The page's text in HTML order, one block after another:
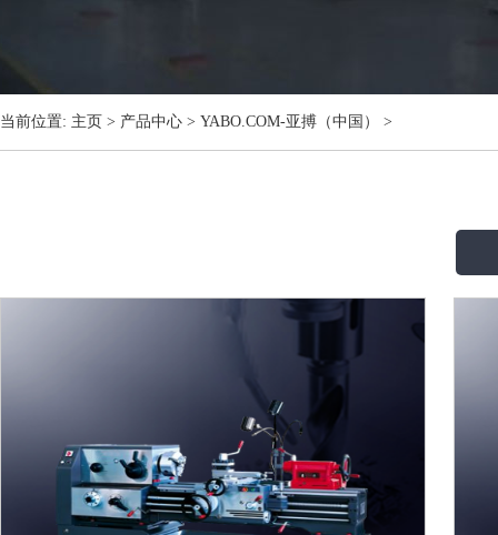
当前位置: 主页 > 产品中心 > YABO.COM-亚搏（中国） >